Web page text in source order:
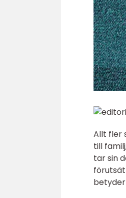
Allt fler
till
tar sin